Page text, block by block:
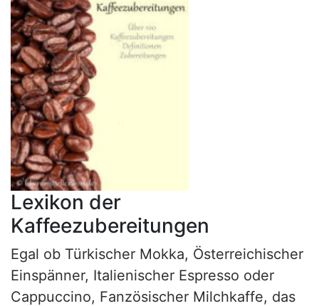
Lexikon der
Kaffeezubereitungen
Egal ob Türkischer Mokka, Österreichischer
Einspänner, Italienischer Espresso oder
Cappuccino, Fanzösischer Milchkaffe, das